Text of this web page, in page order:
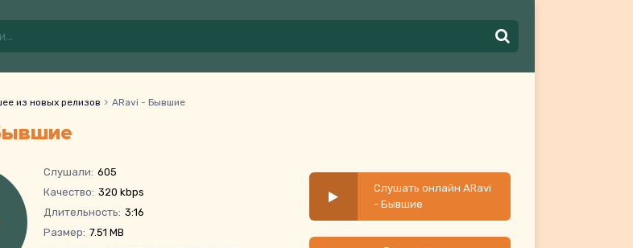
из новых релизов ARavi - Бывшие
Слушали: 605
Качество: 320 kbps
Длительность: 3:16
Размер: 7.51 MB
Слушать онлайн ARavi
- Бывшие